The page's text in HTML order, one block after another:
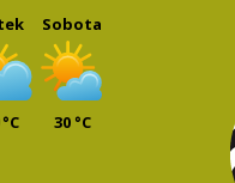
Sobota
30 °C